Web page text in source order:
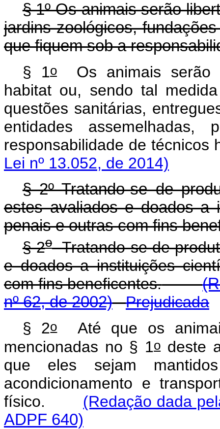
§ 1º Os animais serão
jardins zoológicos,
que fiquem sob a
§ 1oOs animais serão
habitat ou, sendo tal
questões sanitárias,
entidades
responsabilidade de
Lei nº 13.052, de 2014)
§ 2º Tratando-se de
estes avaliados e doados a
penais e outras com fins
§ 2oTratando-se de
e doados a instituições
com fins beneficentes.
nº 62, de 2002)
Prejudicada
§ 2oAté que os
mencionadas no § 1odeste
que eles sejam
acondicionamento e
físico.
(Redação dada
ADPF 640)